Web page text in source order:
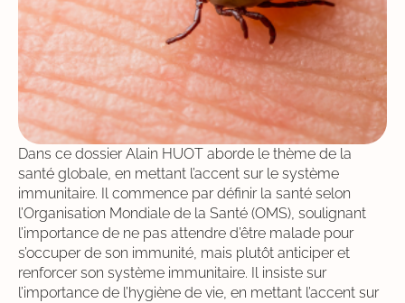
Dans ce dossier Alain HUOT aborde le thème de la
santé globale, en mettant l’accent sur le système
immunitaire. Il commence par définir la santé selon
l’Organisation Mondiale de la Santé (OMS), soulignant
l’importance de ne pas attendre d’être malade pour
s’occuper de son immunité, mais plutôt anticiper et
renforcer son système immunitaire. Il insiste sur
l’importance de l’hygiène de vie, en mettant l’accent sur